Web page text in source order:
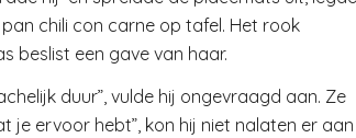
chili con carne op tafel. Het rook
beslist een gave van haar.
duur”, vulde hij ongevraagd aan. Ze
je ervoor hebt”, kon hij niet nalaten er aan